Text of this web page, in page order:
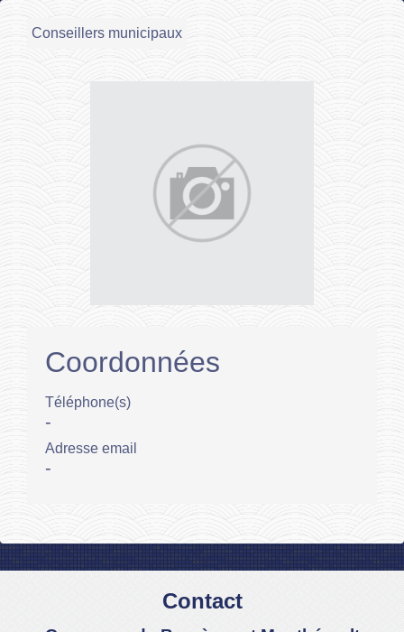
Conseillers municipaux
Coordonnées
Téléphone(s)
-
Adresse email
-
Contact